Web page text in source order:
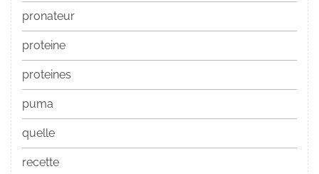
pronateur
proteine
proteines
puma
quelle
recette